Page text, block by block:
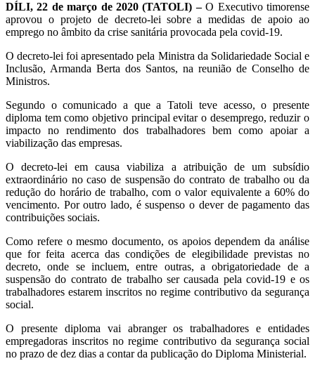
DÍLI, 22 de março de 2020 (TATOLI) –O Executivo timorense
aprovou o projeto de decreto-lei sobre a medidas de apoio ao
emprego no âmbito da crise sanitária provocada pela covid-19.
O decreto-lei foi apresentado pela Ministra da Solidariedade Social e
Inclusão, Armanda Berta dos Santos, na reunião de Conselho de
Ministros.
Segundo o comunicado a que a Tatoli teve acesso, o presente
diploma tem como objetivo principal evitar o desemprego, reduzir o
impacto no rendimento dos trabalhadores bem como apoiar a
viabilização das empresas.
O decreto-lei em causa viabiliza a atribuição de um subsídio
extraordinário no caso de suspensão do contrato de trabalho ou da
redução do horário de trabalho, com o valor equivalente a 60% do
vencimento. Por outro lado, é suspenso o dever de pagamento das
contribuições sociais.
Como refere o mesmo documento, os apoios dependem da análise
que for feita acerca das condições de elegibilidade previstas no
decreto, onde se incluem, entre outras, a obrigatoriedade de a
suspensão do contrato de trabalho ser causada pela covid-19 e os
trabalhadores estarem inscritos no regime contributivo da segurança
social.
O presente diploma vai abranger os trabalhadores e entidades
empregadoras inscritos no regime contributivo da segurança social
no prazo de dez dias a contar da publicação do Diploma Ministerial.